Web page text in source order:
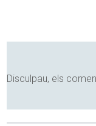
Disculpau, els